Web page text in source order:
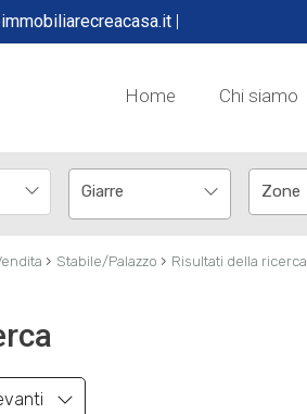
Home Chi siamo
|
Giarre
› Stabile/Palazzo › Risultati della ricerca